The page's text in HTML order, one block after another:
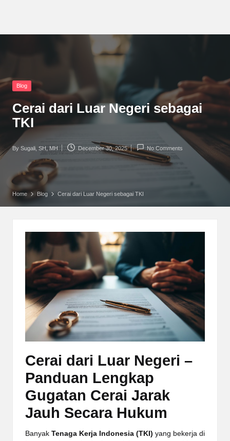
Posted
Blog
Cerai dari Luar Negeri sebagai
TKI
Posted
By Sugali, SH, MH December 30, 2025 No Comments
Home Blog Cerai dari Luar Negeri sebagai TKI
Cerai dari Luar Negeri –
Panduan Lengkap
Gugatan Cerai Jarak
Jauh Secara Hukum
Banyak Tenaga Kerja Indonesia (TKI) yang bekerja di